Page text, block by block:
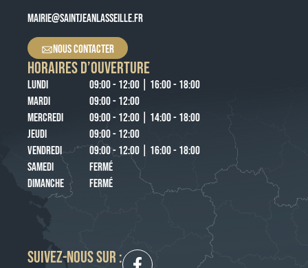
MAIRIE@SAINTJEANLASSEILLE.FR
NOUS CONTACTER
HORAIRES D’OUVERTURE
LUNDI
09:00 - 12:00 | 16:00 - 18:00
MARDI
09:00 - 12:00
MERCREDI
09:00 - 12:00 | 14:00 - 18:00
JEUDI
09:00 - 12:00
VENDREDI
09:00 - 12:00 | 16:00 - 18:00
SAMEDI
FERMÉ
DIMANCHE
FERMÉ
SUIVEZ-NOUS SUR :